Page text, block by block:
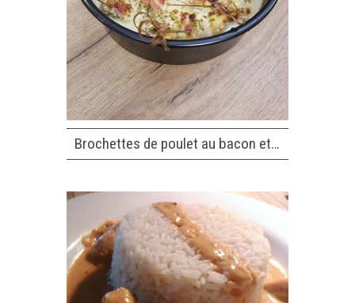
Brochettes de poulet au bacon et…